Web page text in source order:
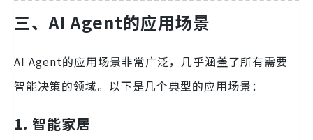
三、AI Agent的应用场景
AI Agent的应用场景非常广泛，几乎涵盖了所有需要
智能决策的领域。以下是几个典型的应用场景：
1. 智能家居